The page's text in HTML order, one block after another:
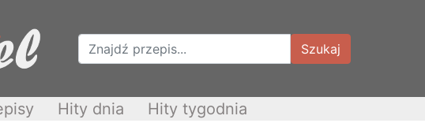
Szukaj
Hity dnia Hity tygodnia